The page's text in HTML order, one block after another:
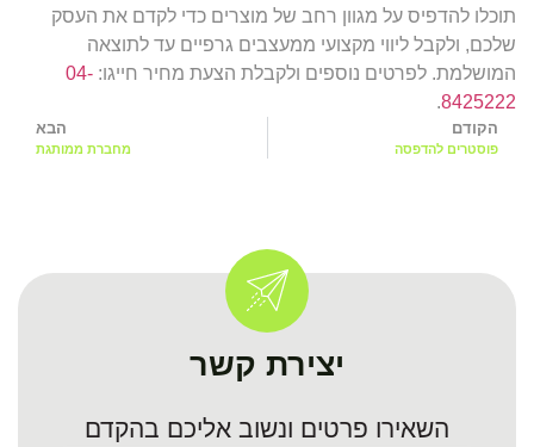
תוכלו להדפיס על מגוון רחב של מוצרים כדי לקדם את העסק
שלכם, ולקבל ליווי מקצועי ממעצבים גרפיים עד לתוצאה
המושלמת. לפרטים נוספים ולקבלת הצעת מחיר חייגו: 04-
8425222
.
הקודם
פוסטרים להדפסה
הבא
מחברת ממותגת
יצירת קשר
השאירו פרטים ונשוב אליכם בהקדם